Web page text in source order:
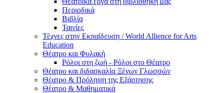
Περιοδικά
Βιβλία
Ταινίες
Τέχνες στην Εκπαίδευση / World Allience for Arts
Education
Θέατρο και Φυλακή
Ρόλοι στη ζωή - Ρόλοι στο Θέατρο
Θέατρο και διδασκαλία Ξένων Γλωσσών
Θέατρο & Πρόληψη της Εξάρτησης
Θέατρο & Μαθηματικά